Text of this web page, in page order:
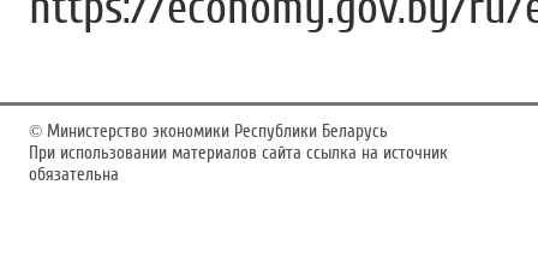
© Министерство экономики Республики Беларусь
При использовании материалов сайта ссылка на источник
обязательна